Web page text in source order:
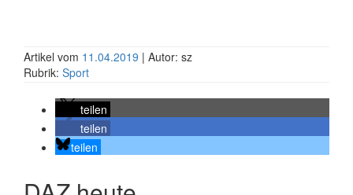
Artikel vom 11.04.2019 | Autor: sz
Rubrik: Sport
teilen
teilen
teilen